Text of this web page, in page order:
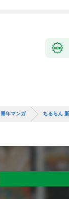
青年マンガ ちるらん